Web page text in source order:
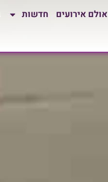
אולם אירועים חדשות